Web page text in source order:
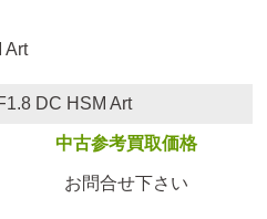
Art
DC HSM Art
中古参考買取価格
お問合せ下さい